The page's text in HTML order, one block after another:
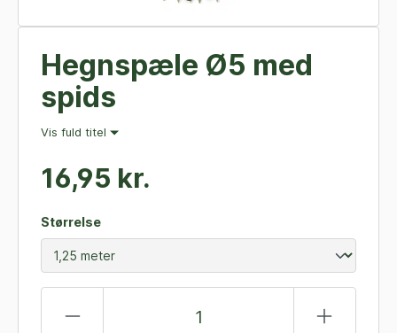
Hegnspæle Ø5 med
spids
Vis fuld titel
16,95 kr.
Størrelse